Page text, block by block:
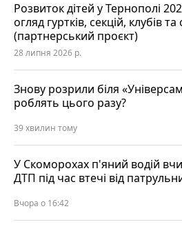
Розвиток дітей у Тернополі
огляд гуртків, секцій, клубів та
(партнерський проєкт)
28 липня 2026 р.
Знову розрили біля
роблять цього разу?
39 хвилин тому
У Скоморохах п'яний водій
ДТП під час втечі від
Вчора о 16:42